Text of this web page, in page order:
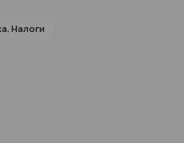
правил.
Налоги